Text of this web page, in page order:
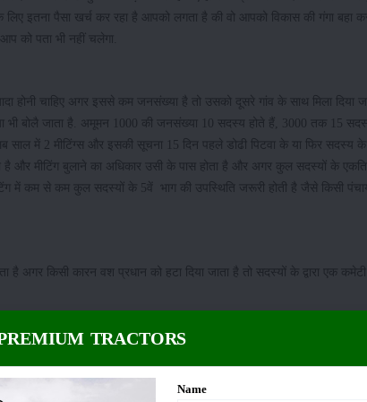
इतना पैसा खर्च कर रहा है आपको लगता है की वो आपको विकास की गंगा बहा कर
को पता भी नहीं चलेगा.
होनी चाहिए अगर इससे कम जनसंख्या है तो उसको दूसरे गांव के साथ मिला दिया
भी बोलै जाता है. अमूमन 1000 की जनसंख्या 10 सदस्य होते हैं, 3000 तक 15
साल में 2 मीटिंग्स और इसकी सूचना 15 दिन पहले डोढी पिटवा के या फिर सदस्य
है और मीटिंग बुलाने का अधिकार उसी के पास होता है और अगर कुल सदस्यों के
में कम से कम कुल सदस्यों के 5वें भाग की उपस्थिति जरूरी होती है जैसे किसी
अगर किसी कारन वश प्रधान को हटा दिया जाता है तो सदस्यों के द्वारा एक
रहा हो तो उसे कार्यकाल पूरा होने से पहले पद से हटाया भी जा सकता है उसके
है और इस पर आधे या आधे से ज्यादा सदस्यों के साइन होने चाहिए तथा 4 से 5
TRACTORS
Name